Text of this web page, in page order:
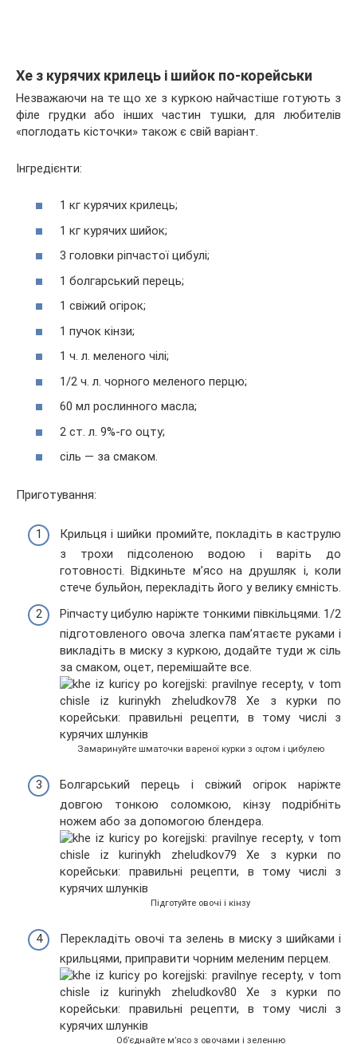
Хе з курячих крилець і шийок по-корейськи
Незважаючи на те що хе з куркою найчастіше готують з
філе грудки або інших частин тушки, для любителів
«поглодать кісточки» також є свій варіант.
Інгредієнти:
1 кг курячих крилець;
1 кг курячих шийок;
3 головки ріпчастої цибулі;
1 болгарський перець;
1 свіжий огірок;
1 пучок кінзи;
1 ч. л. меленого чілі;
1/2 ч. л. чорного меленого перцю;
60 мл рослинного масла;
2 ст. л. 9%-го оцту;
сіль — за смаком.
Приготування:
Крильця і шийки промийте, покладіть в каструлю
з трохи підсоленою водою і варіть до
готовності. Відкиньте м’ясо на друшляк і, коли
стече бульйон, перекладіть його у велику ємність.
Ріпчасту цибулю наріжте тонкими півкільцями. 1/2
підготовленого овоча злегка пам’ятаєте руками і
викладіть в миску з куркою, додайте туди ж сіль
за смаком, оцет, перемішайте все.
Замаринуйте шматочки вареної курки з оцтом і цибулею
Болгарський перець і свіжий огірок наріжте
довгою тонкою соломкою, кінзу подрібніть
ножем або за допомогою блендера.
Підготуйте овочі і кінзу
Перекладіть овочі та зелень в миску з шийками і
крильцями, приправити чорним меленим перцем.
Об’єднайте м’ясо з овочами і зеленню